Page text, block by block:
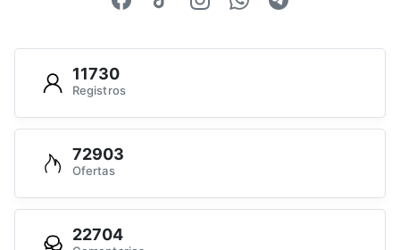
11730
Registros
72903
Ofertas
22704